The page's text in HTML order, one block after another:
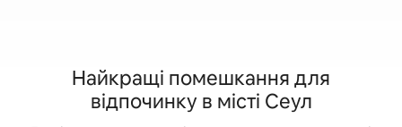
Найкращі помешкання для
відпочинку в місті Сеул